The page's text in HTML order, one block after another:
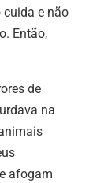
cuida e não
Então,
de
na
afogam